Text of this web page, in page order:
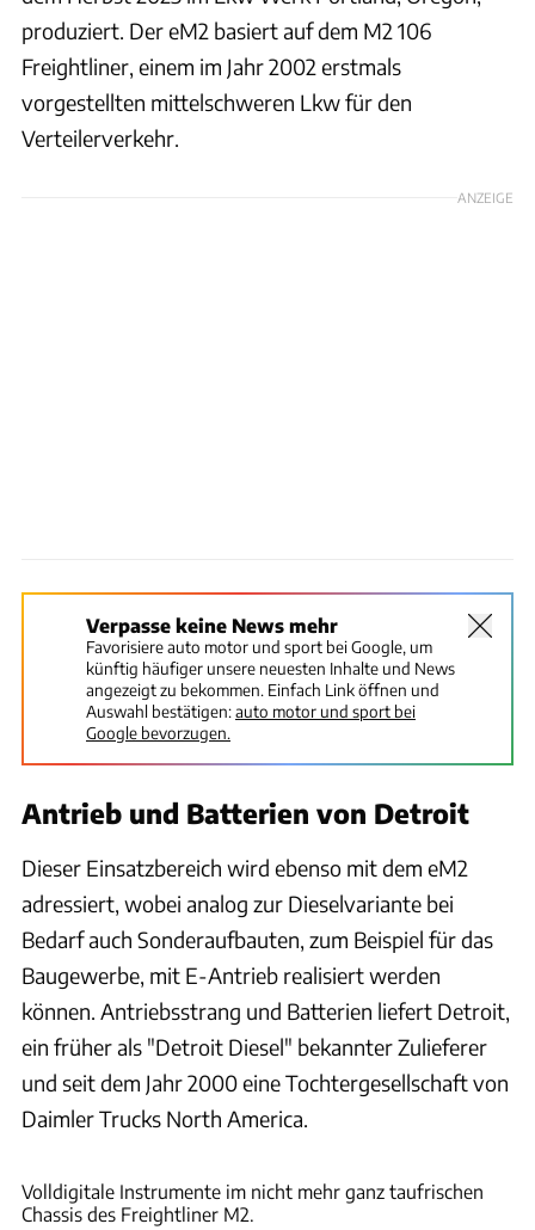
produziert. Der eM2 basiert auf dem M2 106
Freightliner, einem im Jahr 2002 erstmals
vorgestellten mittelschweren Lkw für den
Verteilerverkehr.
ANZEIGE
Verpasse keine News mehr
Favorisiere auto motor und sport bei Google, um
künftig häufiger unsere neuesten Inhalte und News
angezeigt zu bekommen. Einfach Link öffnen und
Auswahl bestätigen:auto motor und sport bei
Google bevorzugen.
Antrieb und Batterien von Detroit
Dieser Einsatzbereich wird ebenso mit dem eM2
adressiert, wobei analog zur Dieselvariante bei
Bedarf auch Sonderaufbauten, zum Beispiel für das
Baugewerbe, mit E-Antrieb realisiert werden
können. Antriebsstrang und Batterien liefert Detroit,
ein früher als "Detroit Diesel" bekannter Zulieferer
und seit dem Jahr 2000 eine Tochtergesellschaft von
Daimler Trucks North America.
Volldigitale Instrumente im nicht mehr ganz taufrischen
Chassis des Freightliner M2.